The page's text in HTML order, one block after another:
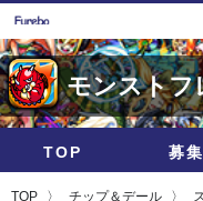
モンストフ
TOP 募集
TOP チップ＆デール